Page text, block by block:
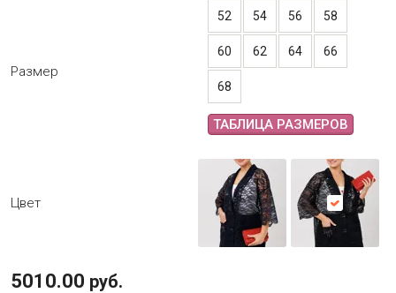
Размер
52 54 56 58
60 62 64 66
68
ТАБЛИЦА РАЗМЕРОВ
Цвет
5010.00 руб.